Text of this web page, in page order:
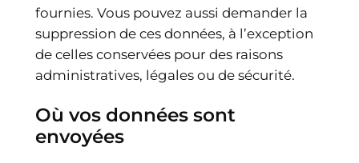
fournies. Vous pouvez aussi demander la
suppression de ces données, à l’exception
de celles conservées pour des raisons
administratives, légales ou de sécurité.
Où vos données sont
envoyées